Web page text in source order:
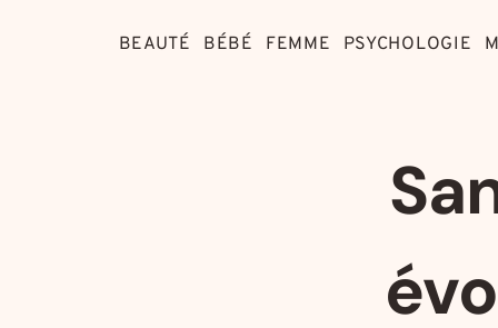
BEAUTÉ BÉBÉ FEMME PSYCHOLOGIE